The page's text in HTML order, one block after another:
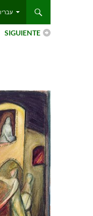
SIGUIENTE